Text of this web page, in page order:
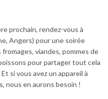
prochain, rendez-vous à
Angers) pour une soirée
viandes, pommes de
pour partager tout cela
si vous avez un appareil à
nous en aurons besoin !